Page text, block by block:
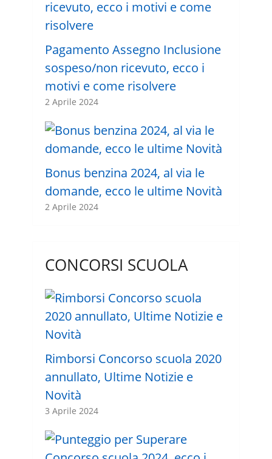
Pagamento Assegno Inclusione
sospeso/non ricevuto, ecco i
motivi e come risolvere
2 Aprile 2024
Bonus benzina 2024, al via le
domande, ecco le ultime Novità
2 Aprile 2024
CONCORSI SCUOLA
Rimborsi Concorso scuola 2020
annullato, Ultime Notizie e
Novità
3 Aprile 2024